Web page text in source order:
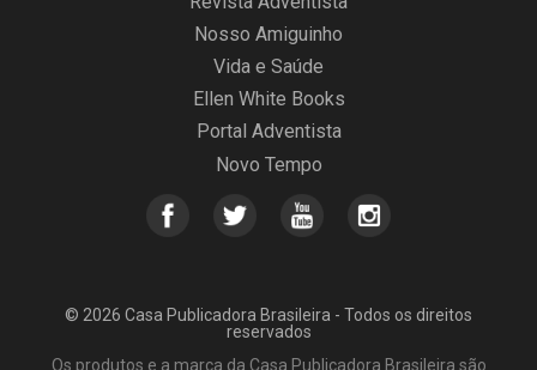
Nosso Amiguinho
Vida e Saúde
Ellen White Books
Portal Adventista
Novo Tempo
© 2026 Casa Publicadora Brasileira - Todos os direitos
reservados
Os produtos e a marca da Casa Publicadora Brasileira são